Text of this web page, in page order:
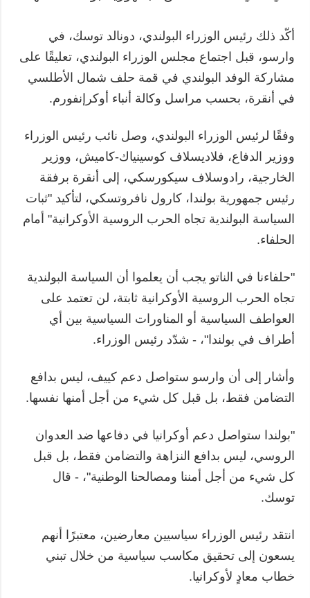
أكّد ذلك رئيس الوزراء البولندي، دونالد توسك، في
وارسو، قبل اجتماع مجلس الوزراء البولندي، تعليقًا على
مشاركة الوفد البولندي في قمة حلف شمال الأطلسي
في أنقرة، بحسب مراسل وكالة أنباء أوكرإنفورم.
وفقًا لرئيس الوزراء البولندي، وصل نائب رئيس الوزراء
ووزير الدفاع، فلاديسلاف كوسينياك-كاميش، ووزير
الخارجية، رادوسلاف سيكورسكي، إلى أنقرة برفقة
رئيس جمهورية بولندا، كارول نافروتسكي، لتأكيد "ثبات
السياسة البولندية تجاه الحرب الروسية الأوكرانية" أمام
الحلفاء.
"حلفاءنا في الناتو يجب أن يعلموا أن السياسة البولندية
تجاه الحرب الروسية الأوكرانية ثابتة، لن تعتمد على
العواطف السياسية أو المناورات السياسية بين أي
أطراف في بولندا"، - شدّد رئيس الوزراء.
وأشار إلى أن وارسو ستواصل دعم كييف، ليس بدافع
التضامن فقط، بل قبل كل شيء من أجل أمنها نفسها.
"بولندا ستواصل دعم أوكرانيا في دفاعها ضد العدوان
الروسي، ليس بدافع النزاهة والتضامن فقط، بل قبل
كل شيء من أجل أمننا ومصالحنا الوطنية"، - قال
توسك.
انتقد رئيس الوزراء سياسيين معارضين، معتبرًا أنهم
يسعون إلى تحقيق مكاسب سياسية من خلال تبني
خطاب معادٍ لأوكرانيا.